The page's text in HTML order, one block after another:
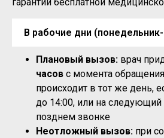
гарантий бесплатной
В рабочие дни
Плановый вызов: врач
часов с момента
происходит в тот же день,
до 14:00, или на
позднем звонке
Неотложный вызов: при